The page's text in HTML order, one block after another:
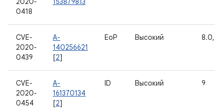
0418
CVE-
2020-
0439
A-
140256621
[2]
EoP Высокий 8.0,
CVE-
2020-
0454
A-
161370134
[2]
ID Высокий 9